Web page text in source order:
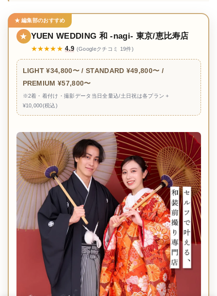
★ 編集部のおすすめ
★ YUEN WEDDING 和 -nagi- 東京/恵比寿店
★★★★★4.9 (Googleクチコミ 19件)
LIGHT ¥34,800〜 / STANDARD ¥49,800〜 /
PREMIUM ¥57,800〜
※2着・着付け・撮影データ当日全量込/土日祝は各プラン +
¥10,000(税込)